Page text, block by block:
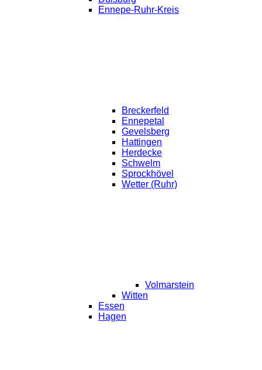
Ennepe-Ruhr-Kreis
Breckerfeld
Ennepetal
Gevelsberg
Hattingen
Herdecke
Schwelm
Sprockhövel
Wetter (Ruhr)
Volmarstein
Witten
Essen
Hagen